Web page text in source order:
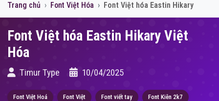
Trang chủ Font Việt Hóa Font Việt hóa Eastin Hikary
Font Việt hóa Eastin Hikary Việt
Hóa
Timur Type 10/04/2025
Font Việt Hoá Font Việt Font viết tay Font Kiên 2k7